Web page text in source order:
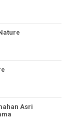
Asri